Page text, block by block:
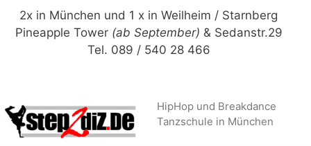
Zum
Inhalt
2x in München und 1 x in Weilheim / Starnberg
Pineapple Tower (ab September) & Sedanstr.29
Tel. 089 / 540 28 466
HipHop und Breakdance
Tanzschule in München